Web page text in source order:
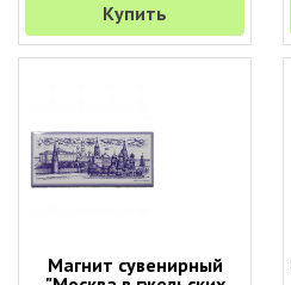
Купить
Магнит сувенирный